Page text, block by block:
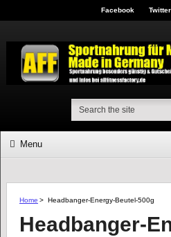
Facebook Twitter
Menu
Home > Headbanger-Energy-Beutel-500g
Headbanger-